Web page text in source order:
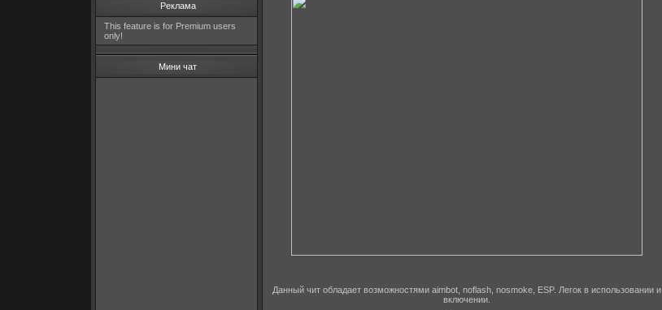
Реклама
This feature is for Premium users
only!
Мини чат
Данный чит обладает возможностями aimbot, noflash, nosmoke, ESP. Легок в использовании и
включении.